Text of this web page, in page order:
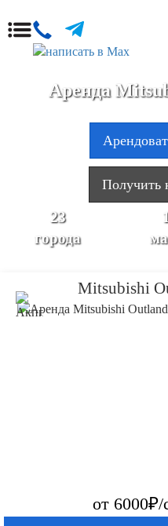
Аренда
Получить
23
города
Mitsubishi
от 6000₽/